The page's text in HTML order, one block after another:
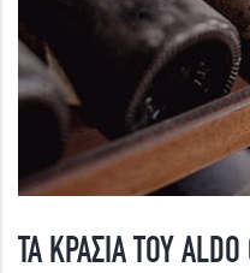
ΤΑ ΚΡΑΣΙΑ ΤΟΥ ALDO